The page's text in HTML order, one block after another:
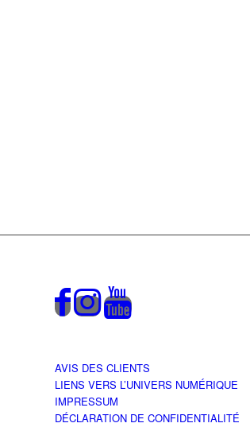
AVIS DES CLIENTS
LIENS VERS L’UNIVERS NUMÉRIQUE
IMPRESSUM
DÉCLARATION DE CONFIDENTIALITÉ